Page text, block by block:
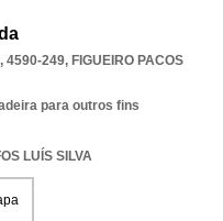
4590-249, FIGUEIRO PACOS
para outros fins
LUÍS SILVA